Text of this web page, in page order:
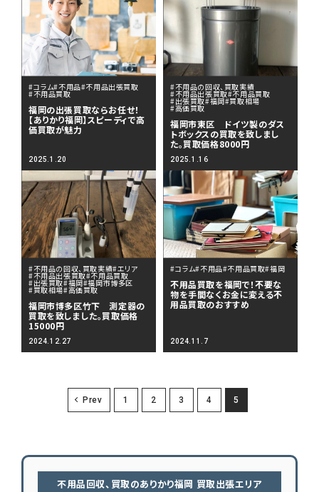
#コラム#不用品#不用品出張買取
#不用品買取
福岡の出張買取ならお任せ！
【ありかり福岡】スピーディで高
価買取が魅力
2025.1.20
#不用品の回収、買取実績
#不用品出張買取#不用品買取
#出張買取#福岡#買取相場
#高価買取
福岡市東区 ドイツ製のダス
トボックスの買取を致しまし
た。買取価格8000円
2025.1.16
#不用品の回収、買取実績#エリア
#不用品出張買取#不用品買取
#出張買取#福岡#福岡市博多区
#買取相場#高価買取
福岡市博多区竹下 測定器の
買取を致しました。買取価格
15000円
2024.12.27
#コラム#不用品#不用品買取#福岡
不用品買取を福岡で！不要な
物を手間なくお金に変える不
用品買取のおすすめ
2024.11.7
Prev 1 2 3 4 5
不用品回収、買取のありかり福岡 買取出張エリア